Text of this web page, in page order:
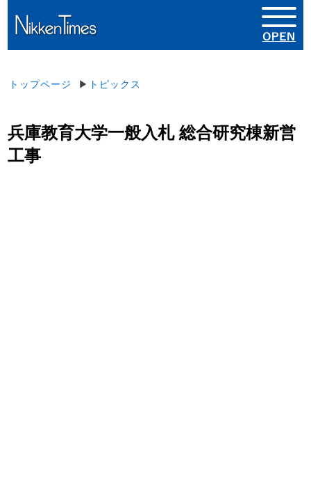
トップページ ▶ トピックス
兵庫教育大学一般入札 総合研究棟新営
工事